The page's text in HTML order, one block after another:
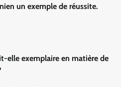
un exemple de réussite.
elle exemplaire en matière de